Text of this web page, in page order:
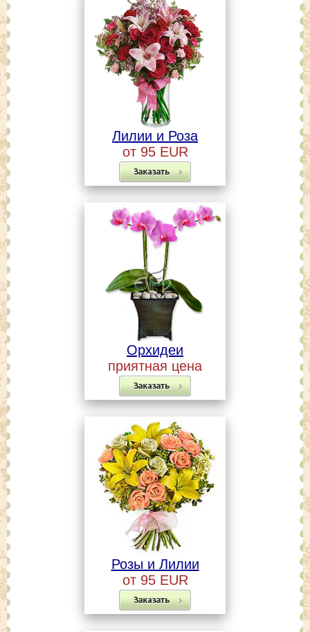
Лилии и Роза
от 95 EUR
Орхидеи
приятная цена
Розы и Лилии
от 95 EUR